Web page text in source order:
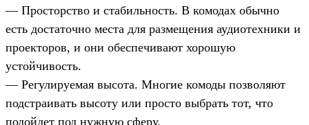
— Просторство и стабильность. В комодах обычно
есть достаточно места для размещения аудиотехники и
проекторов, и они обеспечивают хорошую
устойчивость.
— Регулируемая высота. Многие комоды позволяют
подстраивать высоту или просто выбрать тот, что
подойдет под нужную сферу.